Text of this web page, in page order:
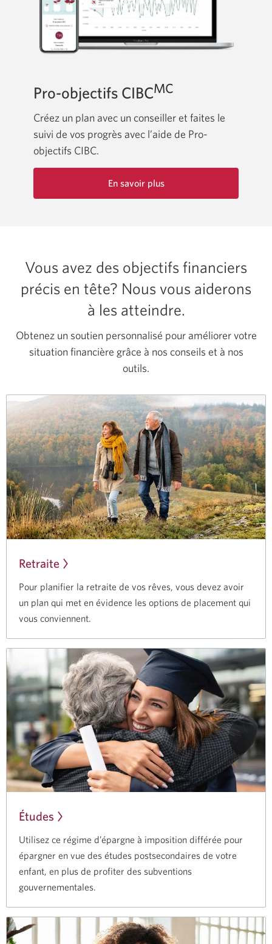
Pro-objectifs CIBCMC
Créez un plan avec un conseiller et faites le
suivi de vos progrès avec l’aide de Pro-
objectifs CIBC.
En savoir plus
CIBC
Vous avez des objectifs financiers
précis en tête? Nous vous aiderons
à les atteindre.
Obtenez un soutien personnalisé pour améliorer votre
situation financière grâce à nos conseils et à nos
outils.
Retraite
Pour planifier la retraite de vos rêves, vous devez avoir
un plan qui met en évidence les options de placement qui
vous conviennent.
Études
Utilisez ce régime d’épargne à imposition différée pour
épargner en vue des études postsecondaires de votre
enfant, en plus de profiter des subventions
gouvernementales.